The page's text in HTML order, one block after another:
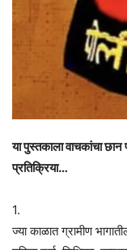
या पुस्तकाला वाचकांचा
प्रतिक्रिया…
1.
ज्या काळात ग्रामीण